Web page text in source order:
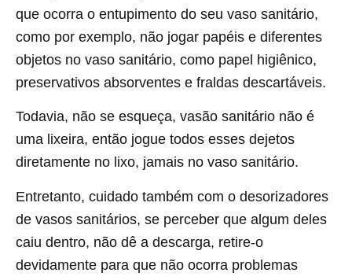
que ocorra o entupimento do seu vaso sanitário,
como por exemplo, não jogar papéis e diferentes
objetos no vaso sanitário, como papel higiênico,
preservativos absorventes e fraldas descartáveis.
Todavia, não se esqueça, vasão sanitário não é
uma lixeira, então jogue todos esses dejetos
diretamente no lixo, jamais no vaso sanitário.
Entretanto, cuidado também com o desorizadores
de vasos sanitários, se perceber que algum deles
caiu dentro, não dê a descarga, retire-o
devidamente para que não ocorra problemas